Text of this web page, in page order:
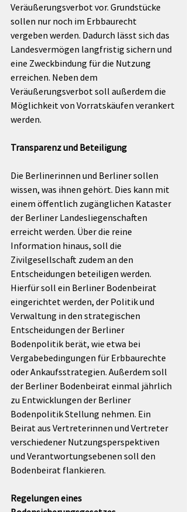
Veräußerungsverbot vor. Grundstücke
sollen nur noch im Erbbaurecht
vergeben werden. Dadurch lässt sich das
Landesvermögen langfristig sichern und
eine Zweckbindung für die Nutzung
erreichen. Neben dem
Veräußerungsverbot soll außerdem die
Möglichkeit von Vorratskäufen verankert
werden.
Transparenz und Beteiligung
Die Berlinerinnen und Berliner sollen
wissen, was ihnen gehört. Dies kann mit
einem öffentlich zugänglichen Kataster
der Berliner Landesliegenschaften
erreicht werden. Über die reine
Information hinaus, soll die
Zivilgesellschaft zudem an den
Entscheidungen beteiligen werden.
Hierfür soll ein Berliner Bodenbeirat
eingerichtet werden, der Politik und
Verwaltung in den strategischen
Entscheidungen der Berliner
Bodenpolitik berät, wie etwa bei
Vergabebedingungen für Erbbaurechte
oder Ankaufsstrategien. Außerdem soll
der Berliner Bodenbeirat einmal jährlich
zu Entwicklungen der Berliner
Bodenpolitik Stellung nehmen. Ein
Beirat aus Vertreterinnen und Vertreter
verschiedener Nutzungsperspektiven
und Verantwortungsebenen soll den
Bodenbeirat flankieren.
Regelungen eines